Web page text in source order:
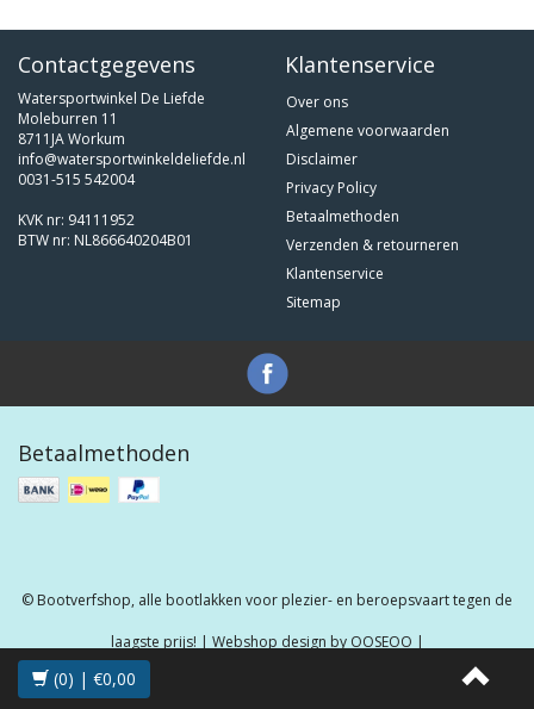
Contactgegevens
Watersportwinkel De Liefde
Moleburren 11
8711JA Workum
info@watersportwinkeldeliefde.nl
0031-515 542004
KVK nr: 94111952
BTW nr: NL866640204B01
Klantenservice
Over ons
Algemene voorwaarden
Disclaimer
Privacy Policy
Betaalmethoden
Verzenden & retourneren
Klantenservice
Sitemap
Betaalmethoden
© Bootverfshop, alle bootlakken voor plezier- en beroepsvaart tegen de
laagste prijs! | Webshop design by OOSEOO |
(0) | €0,00